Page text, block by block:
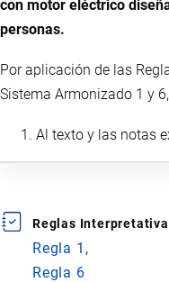
con motor eléctrico
personas.
Por aplicación de las
Sistema Armonizado 1 y
Al texto y las notas
Reglas
Regla 1
Regla 6